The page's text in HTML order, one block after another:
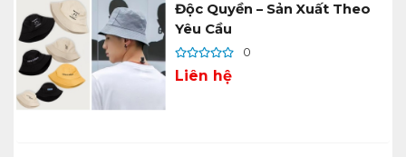
Độc Quyền – Sản Xuất Theo
Yêu Cầu
0
Liên hệ